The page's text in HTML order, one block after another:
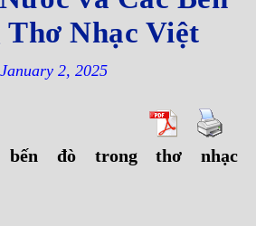
Thơ Nhạc Việt
January 2, 2025